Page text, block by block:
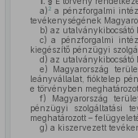
a) 2 a pénzforgalmi
tevékenységének
b) az utalványkibocsátó
c) a pénzforgalmi
kiegészítő pénzügyi
d) az utalványkibocsátó
e) Magyarország
leányvállalat, fióktelep
e törvényben
f) Magyarország
pénzügyi szolgáltatási
meghatározott –
g) a kiszervezett